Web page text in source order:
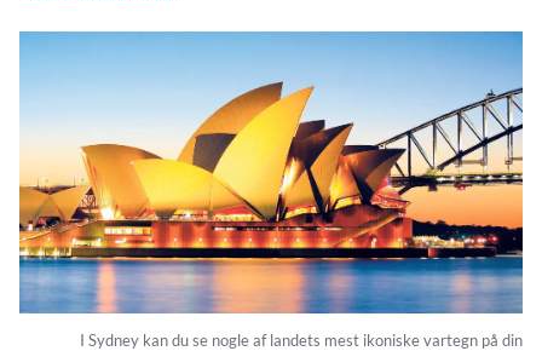
I Sydney kan du se nogle af landets mest ikoniske vartegn på din